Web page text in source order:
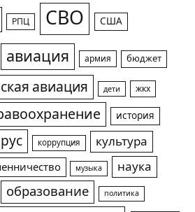
РПЦ СВО США
авиация армия бюджет
авиация дети жкх
история
коррупция
культура
музыка
наука
образование политика